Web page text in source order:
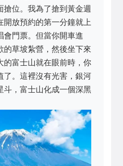
搶位。我為了搶到黃金週
開放預約的第一分鐘就上
會門票。但當你開車進
的草坡紮營，然後坐下來
的富士山就在眼前時，你
了。這裡沒有光害，銀河
斗，富士山化成一個深黑